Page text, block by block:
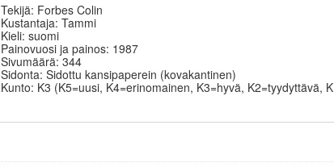
Tekijä: Forbes Colin
Kustantaja: Tammi
Kieli: suomi
Painovuosi ja painos: 1987
Sivumäärä: 344
Sidonta: Sidottu kansipaperein (kovakantinen)
Kunto: K3 (K5=uusi, K4=erinomainen, K3=hyvä, K2=tyydyttävä,